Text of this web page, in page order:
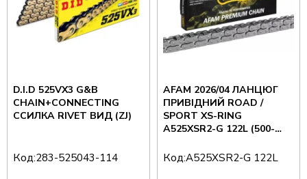
D.I.D 525VX3 G&B
CHAIN+CONNECTING
ССИЛКА RIVET ВИД (ZJ)
Код:283-525043-114
AFAM 2026/04 ЛАНЦЮГ
ПРИВІДНИЙ ROAD /
SPORT XS-RING
A525XSR2-G 122L (500-
DRAZONA) КОЛІР
Код:A525XSR2-G 122L